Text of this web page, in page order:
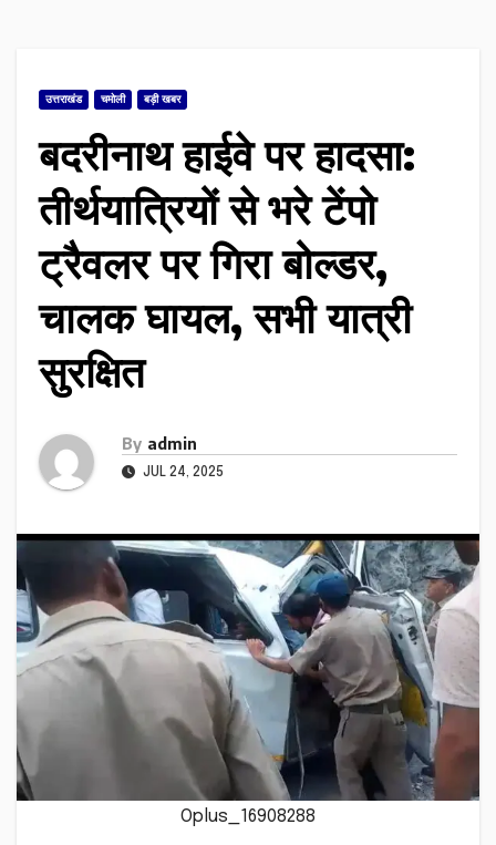
उत्तराखंड चमोली बड़ी खबर
बदरीनाथ हाईवे पर हादसा:
तीर्थयात्रियों से भरे टेंपो
ट्रैवलर पर गिरा बोल्डर,
चालक घायल, सभी यात्री
सुरक्षित
By admin
JUL 24, 2025
Oplus_16908288